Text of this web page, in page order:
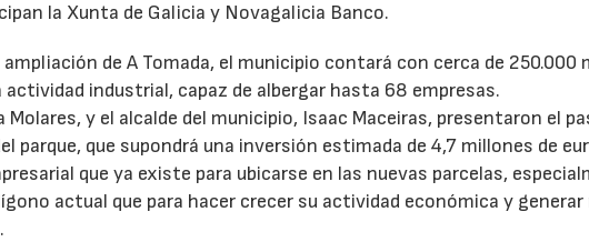
la Xunta de Galicia y Novagalicia Banco.
de A Tomada, el municipio contará con cerca de 250.000
actividad industrial, capaz de albergar hasta 68 empresas.
Molares, y el alcalde del municipio, Isaac Maceiras, presentaron el
parque, que supondrá una inversión estimada de 4,7 millones de
que ya existe para ubicarse en las nuevas parcelas,
actual que para hacer crecer su actividad económica y generar